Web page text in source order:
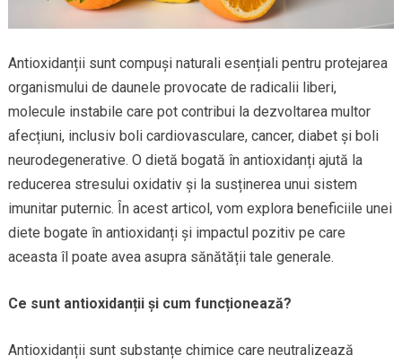
Antioxidanții sunt compuși naturali esențiali pentru protejarea
organismului de daunele provocate de radicalii liberi,
molecule instabile care pot contribui la dezvoltarea multor
afecțiuni, inclusiv boli cardiovasculare, cancer, diabet și boli
neurodegenerative. O dietă bogată în antioxidanți ajută la
reducerea stresului oxidativ și la susținerea unui sistem
imunitar puternic. În acest articol, vom explora beneficiile unei
diete bogate în antioxidanți și impactul pozitiv pe care
aceasta îl poate avea asupra sănătății tale generale.
Ce sunt antioxidanții și cum funcționează?
Antioxidanții sunt substanțe chimice care neutralizează